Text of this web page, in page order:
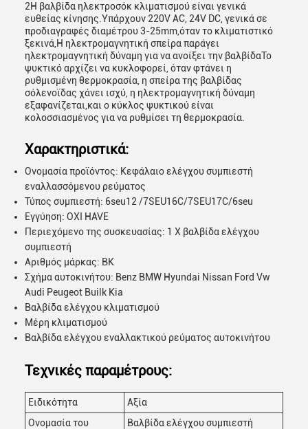
2Η βαλβίδα ηλεκτροσόκ κλιματισμού είναι γενικά
ευθείας κίνησης.Υπάρχουν 220V AC, 24V DC, γενικά σε
προδιαγραφές διαμέτρου 3-25mm,όταν το κλιματιστικό
ξεκινά,Η ηλεκτρομαγνητική σπείρα παράγει
ηλεκτρομαγνητική δύναμη για να ανοίξει την βαλβίδαΤο
ψυκτικό αρχίζει να κυκλοφορεί, όταν φτάνει η
ρυθμισμένη θερμοκρασία, η σπείρα της βαλβίδας
σόλενοϊδας χάνει ισχύ, η ηλεκτρομαγνητική δύναμη
εξαφανίζεται,και ο κύκλος ψυκτικού είναι
κολοσσιασμένος για να ρυθμίσει τη θερμοκρασία.
Χαρακτηριστικά:
Ονομασία προϊόντος: Κεφάλαιο ελέγχου συμπιεστή
εναλλασσόμενου ρεύματος
Τύπος συμπιεστή: 6seu12 /7SEU16C/7SEU17C/6seu
Εγγύηση: ΟΧΙ HAVE
Περιεχόμενο της συσκευασίας: 1 X βαλβίδα ελέγχου
συμπιεστή
Αριθμός μάρκας: BK
Σχήμα αυτοκινήτου: Benz BMW Hyundai Nissan Ford Vw
Audi Peugeot Builk Kia
Βαλβίδα ελέγχου κλιματισμού
Μέρη κλιματισμού
Βαλβίδα ελέγχου εναλλακτικού ρεύματος αυτοκινήτου
Τεχνικές παραμέτρους:
Ειδικότητα
Αξία
Ονομασία του
Βαλβίδα ελέγχου συμπιεστή